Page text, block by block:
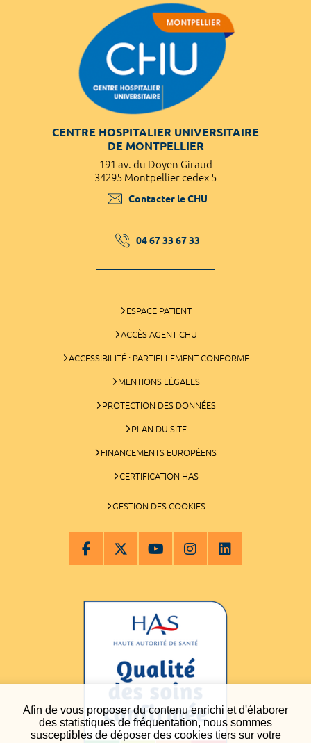
Afin de vous proposer du contenu enrichi et d'élaborer
des statistiques de fréquentation, nous sommes
susceptibles de déposer des cookies tiers sur votre
CENTRE HOSPITALIER UNIVERSITAIRE
DE MONTPELLIER
191 av. du Doyen Giraud
34295 Montpellier cedex 5
Contacter le CHU
04 67 33 67 33
ESPACE PATIENT
ACCÈS AGENT CHU
ACCESSIBILITÉ : PARTIELLEMENT CONFORME
MENTIONS LÉGALES
PROTECTION DES DONNÉES
PLAN DU SITE
FINANCEMENTS EUROPÉENS
CERTIFICATION HAS
GESTION DES COOKIES